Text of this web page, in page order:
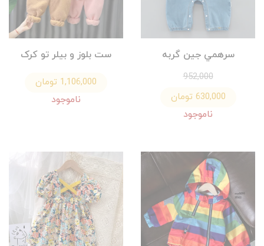
سرهمي جين گربه
952,000
630,000 تومان
ناموجود
ست بلوز و بيلر تو کرک
1,106,000 تومان
ناموجود